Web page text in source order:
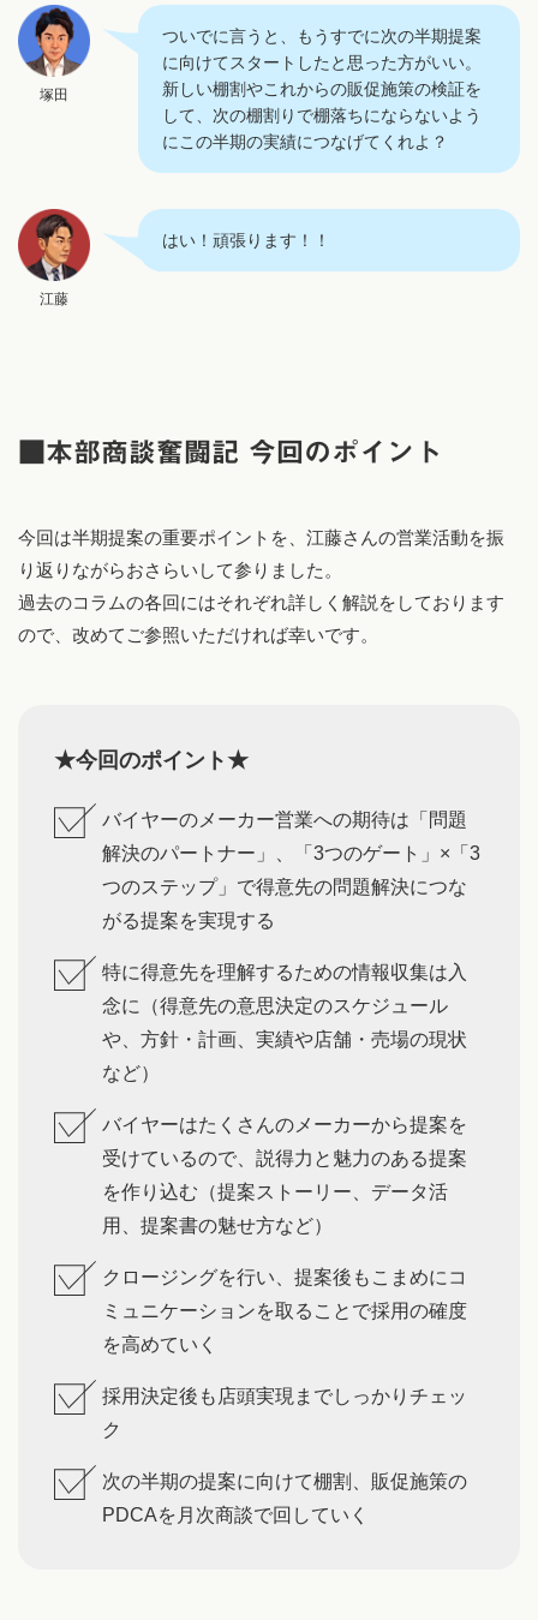
塚田
ついでに言うと、もうすでに次の半期提案
に向けてスタートしたと思った方がいい。
新しい棚割やこれからの販促施策の検証を
して、次の棚割りで棚落ちにならないよう
にこの半期の実績につなげてくれよ？
江藤
はい！頑張ります！！
■本部商談奮闘記 今回のポイント
今回は半期提案の重要ポイントを、江藤さんの営業活動を振
り返りながらおさらいして参りました。
過去のコラムの各回にはそれぞれ詳しく解説をしております
ので、改めてご参照いただければ幸いです。
★今回のポイント★
バイヤーのメーカー営業への期待は「問題
解決のパートナー」、「3つのゲート」×「3
つのステップ」で得意先の問題解決につな
がる提案を実現する
特に得意先を理解するための情報収集は入
念に（得意先の意思決定のスケジュール
や、方針・計画、実績や店舗・売場の現状
など）
バイヤーはたくさんのメーカーから提案を
受けているので、説得力と魅力のある提案
を作り込む（提案ストーリー、データ活
用、提案書の魅せ方など）
クロージングを行い、提案後もこまめにコ
ミュニケーションを取ることで採用の確度
を高めていく
採用決定後も店頭実現までしっかりチェッ
ク
次の半期の提案に向けて棚割、販促施策の
PDCAを月次商談で回していく